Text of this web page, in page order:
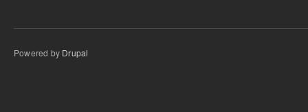
Powered by Drupal